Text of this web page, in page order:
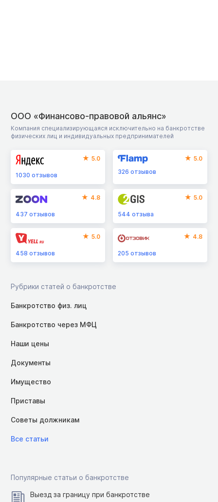
ООО «Финансово-правовой альянс»
Компания специализирующаяся исключительно на банкротстве
физических лиц и индивидуальных предпринимателей
5.0
1030 отзывов
5.0
326отзывов
4.8
437 отзывов
5.0
544отзыва
5.0
458 отзывов
4.8
205отзывов
Рубрики статей о банкротстве
Банкротство физ. лиц
Банкротство через МФЦ
Наши цены
Документы
Имущество
Приставы
Советы должникам
Все статьи
Популярные статьи о банкротстве
Выезд за границу при банкротстве